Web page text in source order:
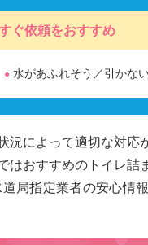
ぐ依頼をおすすめ
水があふれそう／引かな
況によって適切な対応
おすすめのトイレ詰
局指定業者の安心情